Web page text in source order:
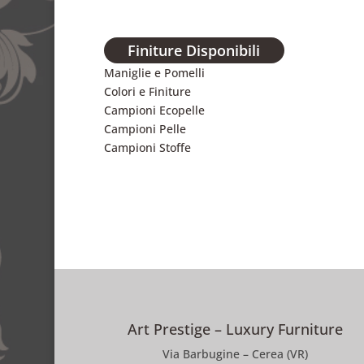
Finiture Disponibili
Maniglie e Pomelli
Colori e Finiture
Campioni Ecopelle
Campioni Pelle
Campioni Stoffe
Art Prestige – Luxury Furniture
Via Barbugine – Cerea (VR)